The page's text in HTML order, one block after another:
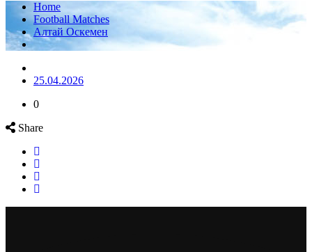
Home
Football Matches
Алтай Оскемен
25.04.2026
0
Share